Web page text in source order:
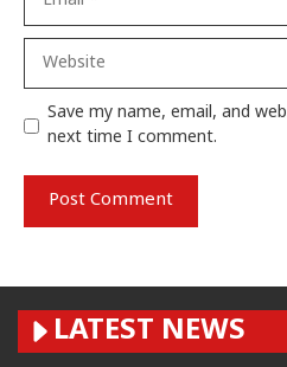
Website
Save my name, email, and
next time I comment.
LATEST NEWS